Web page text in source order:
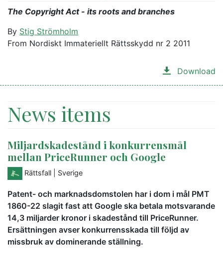
The Copyright Act - its roots and branches
By Stig Strömholm
From Nordiskt Immateriellt Rättsskydd nr 2 2011
Download
News items
Miljardskadestånd i konkurrensmål
mellan PriceRunner och Google
Rättsfall | Sverige
Patent- och marknadsdomstolen har i dom i mål PMT
1860-22 slagit fast att Google ska betala motsvarande
14,3 miljarder kronor i skadestånd till PriceRunner.
Ersättningen avser konkurrensskada till följd av
missbruk av dominerande ställning.